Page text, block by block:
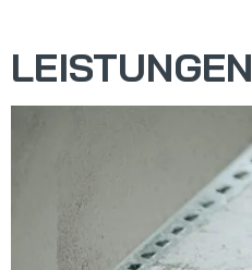
LEISTUNGEN